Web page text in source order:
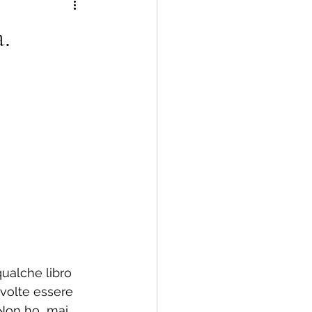
famiglia rinnovata
libro
essere